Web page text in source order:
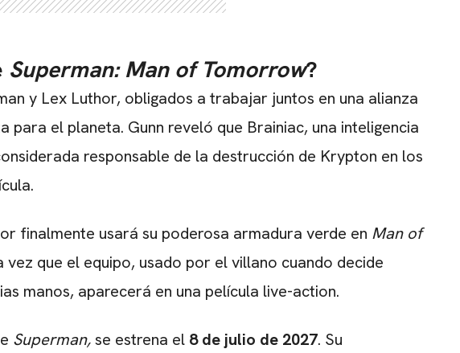
Superman: Man of Tomorrow?
y Lex Luthor, obligados a trabajar juntos en una alianza
para el planeta. Gunn reveló que Brainiac, una inteligencia
responsable de la destrucción de Krypton en los
finalmente usará su poderosa armadura verde en Man of
vez que el equipo, usado por el villano cuando decide
manos, aparecerá en una película live-action.
Superman,se estrena el 8 de julio de 2027. Su